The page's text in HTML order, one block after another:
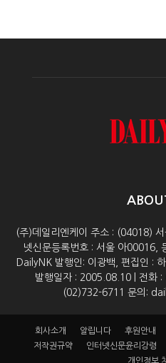
(주)데일리엔케이 주소 : (04018)
넷신문등록번호 : 서울 아00016,
DailyNK 발행인: 이광백, 편집인 :
발행일자 : 2005.08.10 | 전화
(02)732-6711 문의:
회사소개 알립니다 후원안내
저작권규약
인터넷신문윤리강령
개인정보